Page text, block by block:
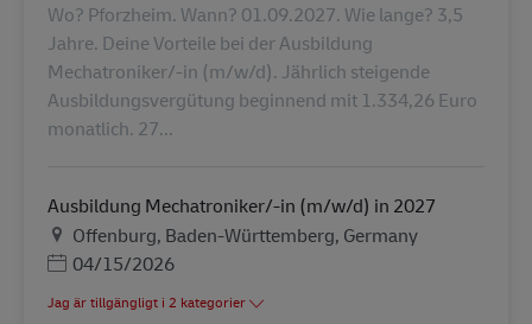
Wo? Pforzheim. Wann? 01.09.2027. Wie lange? 3,5
Jahre. Deine Vorteile bei der Ausbildung
Mechatroniker/-in (m/w/d). Jährlich steigende
Ausbildungsvergütung beginnend mit 1.334,26 Euro
monatlich. 27...
Ausbildung Mechatroniker/-in (m/w/d) in 2027
PlatsOffenburg, Baden-Württemberg, Germany
Posted Date
04/15/2026
Jag är tillgängligt i 2 kategorier